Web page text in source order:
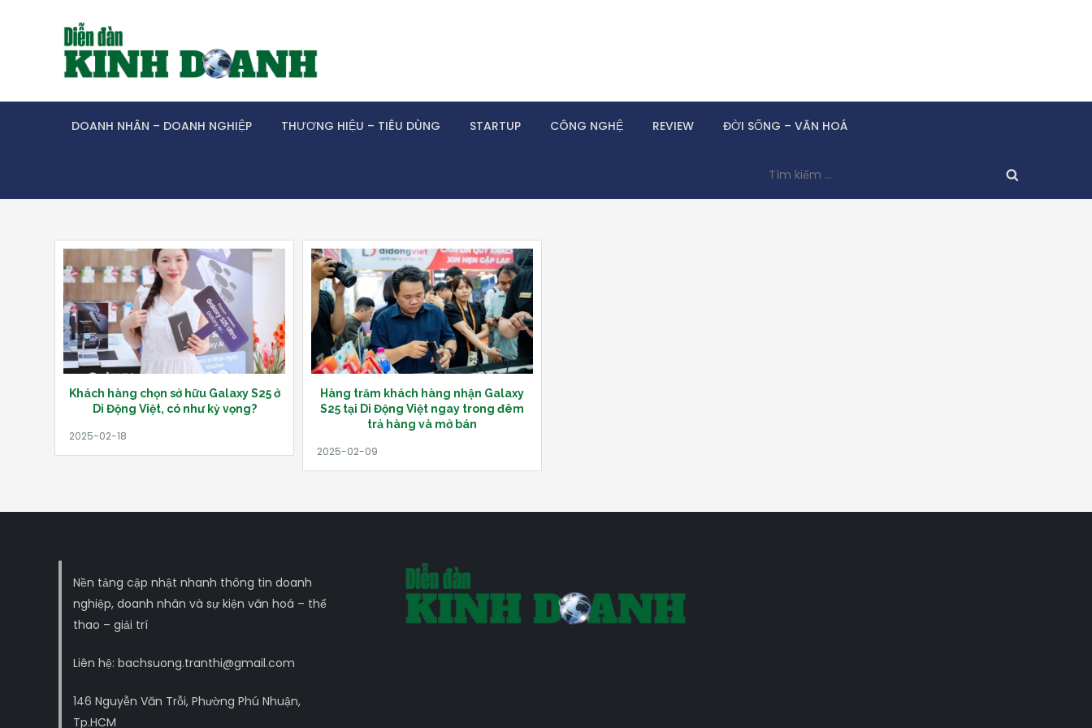
DOANH NHÂN – DOANH NGHIỆP THƯƠNG HIỆU – TIÊU DÙNG STARTUP CÔNG NGHỆ REVIEW ĐỜI SỐNG – VĂN HOÁ
kiếm
cho:
Khách hàng chọn sở hữu Galaxy S25 ở
Di Động Việt, có như kỳ vọng?
Hàng trăm khách hàng nhận Galaxy
S25 tại Di Động Việt ngay trong đêm
trả hàng và mở bán
Nền tảng cập nhật nhanh thông tin doanh
nghiệp, doanh nhân và sự kiện văn hoá – thể
thao – giải trí
Liên hệ: bachsuong.tranthi@gmail.com
146 Nguyễn Văn Trỗi, Phường Phú Nhuận,
Tp.HCM